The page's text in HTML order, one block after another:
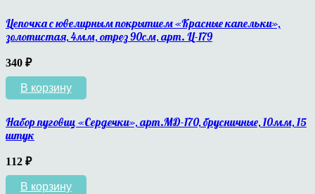
Цепочка с ювелирным покрытием «Красные капельки»,
золотистая, 4мм, отрез 90см, арт. Ц-179
340 ₽
В корзину
Набор пуговиц «Сердечки», арт.МД-170, брусничные, 10мм, 15
штук
112 ₽
В корзину